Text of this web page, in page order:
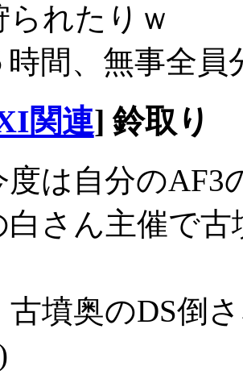
られたりｗ
時間、無事全
関連] 鈴取り
度は自分のAF3
白さん主催で
古墳奥のDS倒